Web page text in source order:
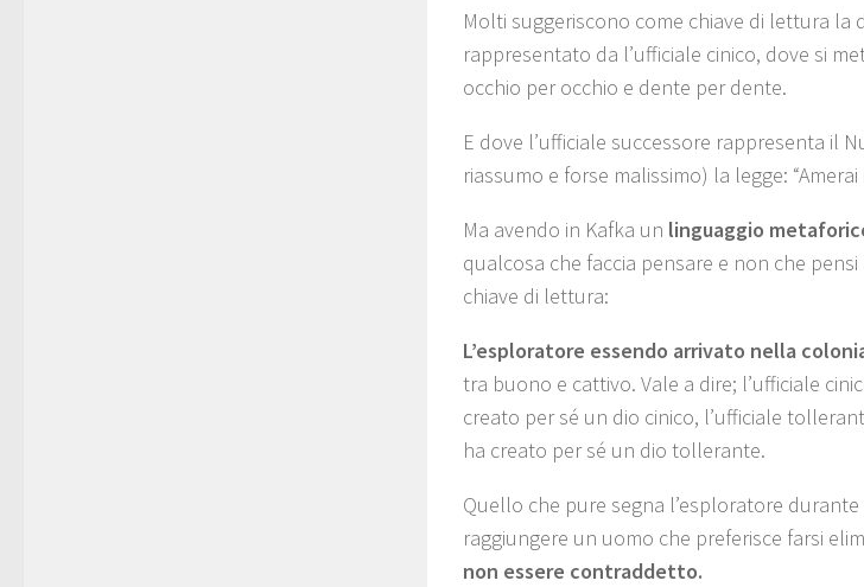
Molti suggeriscono come chiave di lettura la
rappresentato da l’ufficiale cinico, dove si
occhio per occhio e dente per dente.
E dove l’ufficiale successore rappresenta il
riassumo e forse malissimo) la legge:
Ma avendo in Kafka un linguaggio
qualcosa che faccia pensare e non che
chiave di lettura:
L’esploratore essendo arrivato nella
tra buono e cattivo. Vale a dire; l’ufficiale
creato per sé un dio cinico, l’ufficiale
ha creato per sé un dio tollerante.
Quello che pure segna l’esploratore
raggiungere un uomo che preferisce farsi
non essere contraddetto.